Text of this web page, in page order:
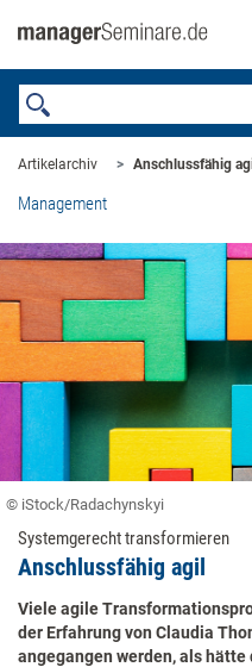
Artikelarchiv Anschlussfähig
Management
© iStock/Radachynskyi
Systemgerecht transformieren
Anschlussfähig agil
Viele agile
der Erfahrung von Claudia
angegangen werden, als hätte